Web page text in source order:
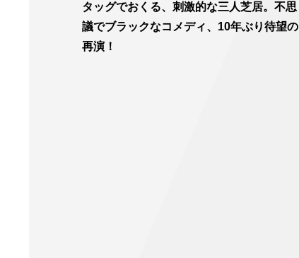
タッグでおくる、刺激的な三人芝居。不思
議でブラックなコメディ、10年ぶり待望の
再演！